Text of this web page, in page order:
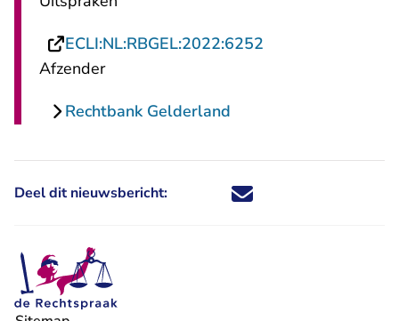
ECLI:NL:RBGEL:2022:6252
Afzender
Rechtbank Gelderland
Deel dit nieuwsbericht: Deel dit nieuwsbericht via X -
Deel dit nieuwsbericht via
Deel dit nieuwsbericht
Deel dit